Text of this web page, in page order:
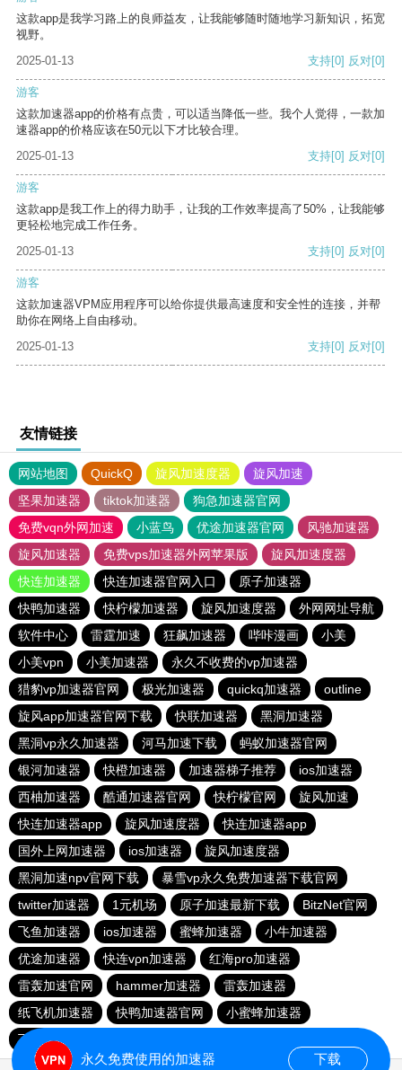
这款app是我学习路上的良师益友，让我能够随时随地学习新知识，拓宽
视野。
2025-01-13
支持[0] 反对[0]
游客
这款加速器app的价格有点贵，可以适当降低一些。我个人觉得，一款加
速器app的价格应该在50元以下才比较合理。
2025-01-13
支持[0] 反对[0]
游客
这款app是我工作上的得力助手，让我的工作效率提高了50%，让我能够
更轻松地完成工作任务。
2025-01-13
支持[0] 反对[0]
游客
这款加速器VPM应用程序可以给你提供最高速度和安全性的连接，并帮
助你在网络上自由移动。
2025-01-13
支持[0] 反对[0]
友情链接
网站地图 QuickQ 旋风加速度器
旋风加速
坚果加速器
tiktok加速器
狗急加速器官网
免费vqn外网加速
小蓝鸟 优途加速器官网
风驰加速器
旋风加速器
免费vps加速器外网苹果版
旋风加速度器
快连加速器
快连加速器官网入口
原子加速器
快鸭加速器
快柠檬加速器 旋风加速度器
外网网址导航
软件中心
雷霆加速 狂飙加速器 哔咔漫画
小美
小美vpn
小美加速器
永久不收费的vp加速器
猎豹vp加速器官网
极光加速器 quickq加速器
outline
旋风app加速器官网下载
快联加速器
黑洞加速器
黑洞vp永久加速器
河马加速下载
蚂蚁加速器官网
银河加速器
快橙加速器 加速器梯子推荐
ios加速器
西柚加速器
酷通加速器官网 快柠檬官网
旋风加速
快连加速器app
旋风加速度器
快连加速器app
国外上网加速器
ios加速器
旋风加速度器
黑洞加速npv官网下载
暴雪vp永久免费加速器下载官网
twitter加速器
1元机场 原子加速最新下载
BitzNet官网
飞鱼加速器
ios加速器 蜜蜂加速器
小牛加速器
优途加速器
快连vρn加速器
红海pro加速器
雷轰加速官网
hammer加速器
雷轰加速器
纸飞机加速器
快鸭加速器官网
小蜜蜂加速器
飞跃加速器
永久免费使用的加速器 下载